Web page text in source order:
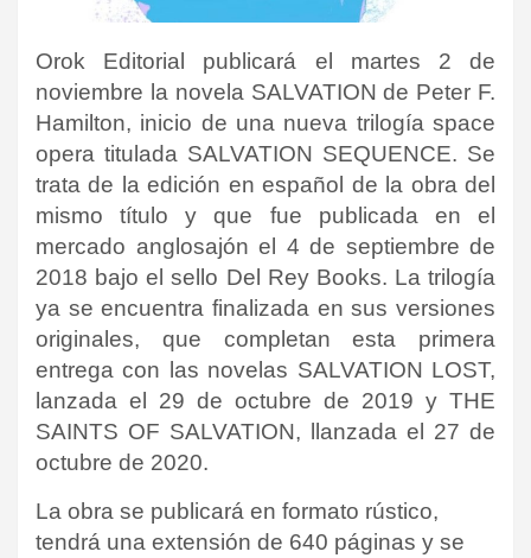
Orok Editorial publicará el martes 2 de
noviembre la novela SALVATION de Peter F.
Hamilton, inicio de una nueva trilogía space
opera titulada SALVATION SEQUENCE. Se
trata de la edición en español de la obra del
mismo título y que fue publicada en el
mercado anglosajón el 4 de septiembre de
2018 bajo el sello Del Rey Books. La trilogía
ya se encuentra finalizada en sus versiones
originales, que completan esta primera
entrega con las novelas SALVATION LOST,
lanzada el 29 de octubre de 2019 y THE
SAINTS OF SALVATION, llanzada el 27 de
octubre de 2020.
La obra se publicará en formato rústico,
tendrá una extensión de 640 páginas y se